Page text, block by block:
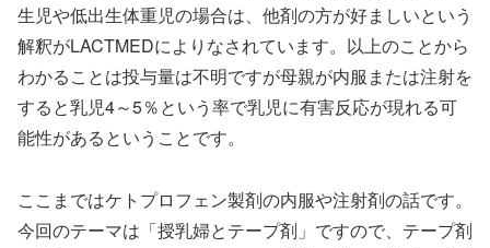
生児や低出生体重児の場合は、他剤の方が好ましいという
解釈がLACTMEDによりなされています。以上のことから
わかることは投与量は不明ですが母親が内服または注射を
すると乳児4～5％という率で乳児に有害反応が現れる可
能性があるということです。
ここまではケトプロフェン製剤の内服や注射剤の話です。
今回のテーマは「授乳婦とテープ剤」ですので、テープ剤